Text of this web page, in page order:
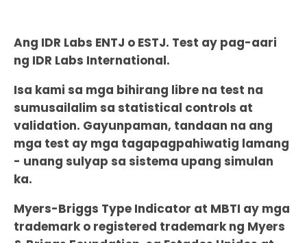
Ang IDR Labs ENTJ o ESTJ. Test ay pag-aari
ng IDR Labs International.
Isa kami sa mga bihirang libre na test na
sumusailalim sa statistical controls at
validation. Gayunpaman, tandaan na ang
mga test ay mga tagapagpahiwatig lamang
- unang sulyap sa sistema upang simulan
ka.
Myers-Briggs Type Indicator at MBTI ay mga
trademark o registered trademark ng Myers